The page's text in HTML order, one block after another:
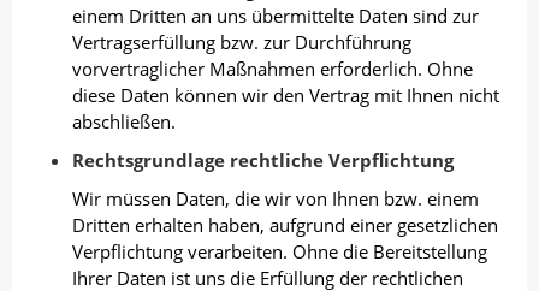
einem Dritten an uns übermittelte Daten sind zur
Vertragserfüllung bzw. zur Durchführung
vorvertraglicher Maßnahmen erforderlich. Ohne
diese Daten können wir den Vertrag mit Ihnen nicht
abschließen.
Rechtsgrundlage rechtliche Verpflichtung
Wir müssen Daten, die wir von Ihnen bzw. einem
Dritten erhalten haben, aufgrund einer gesetzlichen
Verpflichtung verarbeiten. Ohne die Bereitstellung
Ihrer Daten ist uns die Erfüllung der rechtlichen